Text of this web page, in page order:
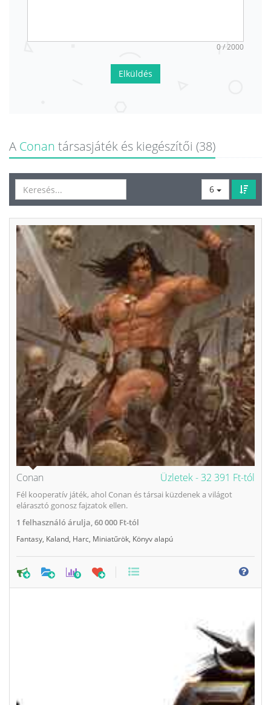
0 / 2000
Elküldés
A Conan társasjáték és kiegészítői (38)
6
Üzletek -32 391 Ft-tól
Conan
Fél kooperatív játék, ahol Conan és társai küzdenek a világot
elárasztó gonosz fajzatok ellen.
1 felhasználó árulja, 60 000 Ft-tól
Fantasy Kaland Harc Miniatűrök Könyv alapú
0